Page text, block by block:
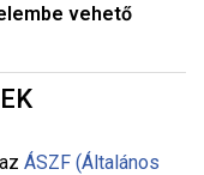
vehető
z ÁSZF (Általános